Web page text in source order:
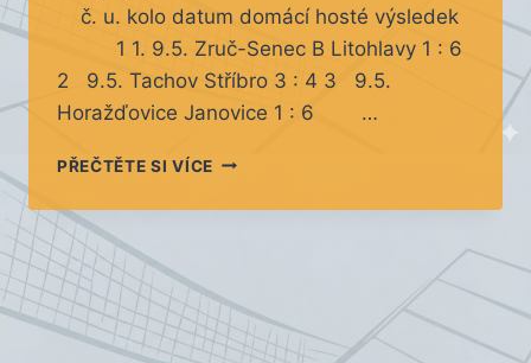
č. u. kolo datum domácí hosté výsledek
1 1. 9.5. Zruč-Senec B Litohlavy 1 : 6
2 9.5. Tachov Stříbro 3 : 4 3 9.5.
Horažďovice Janovice 1 : 6 …
PŘEČTĚTE SI VÍCE2.
KP